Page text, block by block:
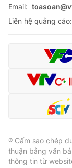
Email:
Liên hệ quảng cáo:
® Cấm sao chép
thuận bằng văn
thông tin từ